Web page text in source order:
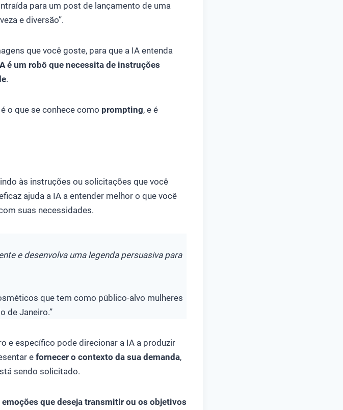
para um post de lançamento de uma
e diversão”.
que você goste, para que a IA entenda
é um robô que necessita de instruções
.
o que se conhece como prompting, e é
às instruções ou solicitações que você
ajuda a IA a entender melhor o que você
suas necessidades.
e desenvolva uma legenda persuasiva para
que tem como público-alvo mulheres
de Janeiro.”
e específico pode direcionar a IA a produzir
e fornecer o contexto da sua demanda,
sendo solicitado.
que deseja transmitir ou os objetivos